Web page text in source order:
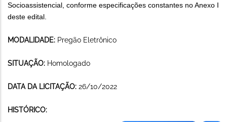
Socioassistencial, conforme especificações constantes no Anexo I
deste edital.
MODALIDADE: Pregão Eletrônico
SITUAÇÃO: Homologado
DATA DA LICITAÇÃO: 26/10/2022
HISTÓRICO: